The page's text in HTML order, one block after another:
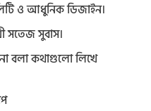
ও আধুনিক ডিজাইন।
সতেজ সুবাস।
বলা কথাগুলো লিখে